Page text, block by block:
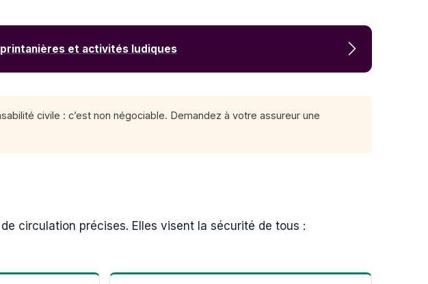
et activités ludiques
civile : c’est non négociable. Demandez à votre assureur une
circulation précises. Elles visent la sécurité de tous :